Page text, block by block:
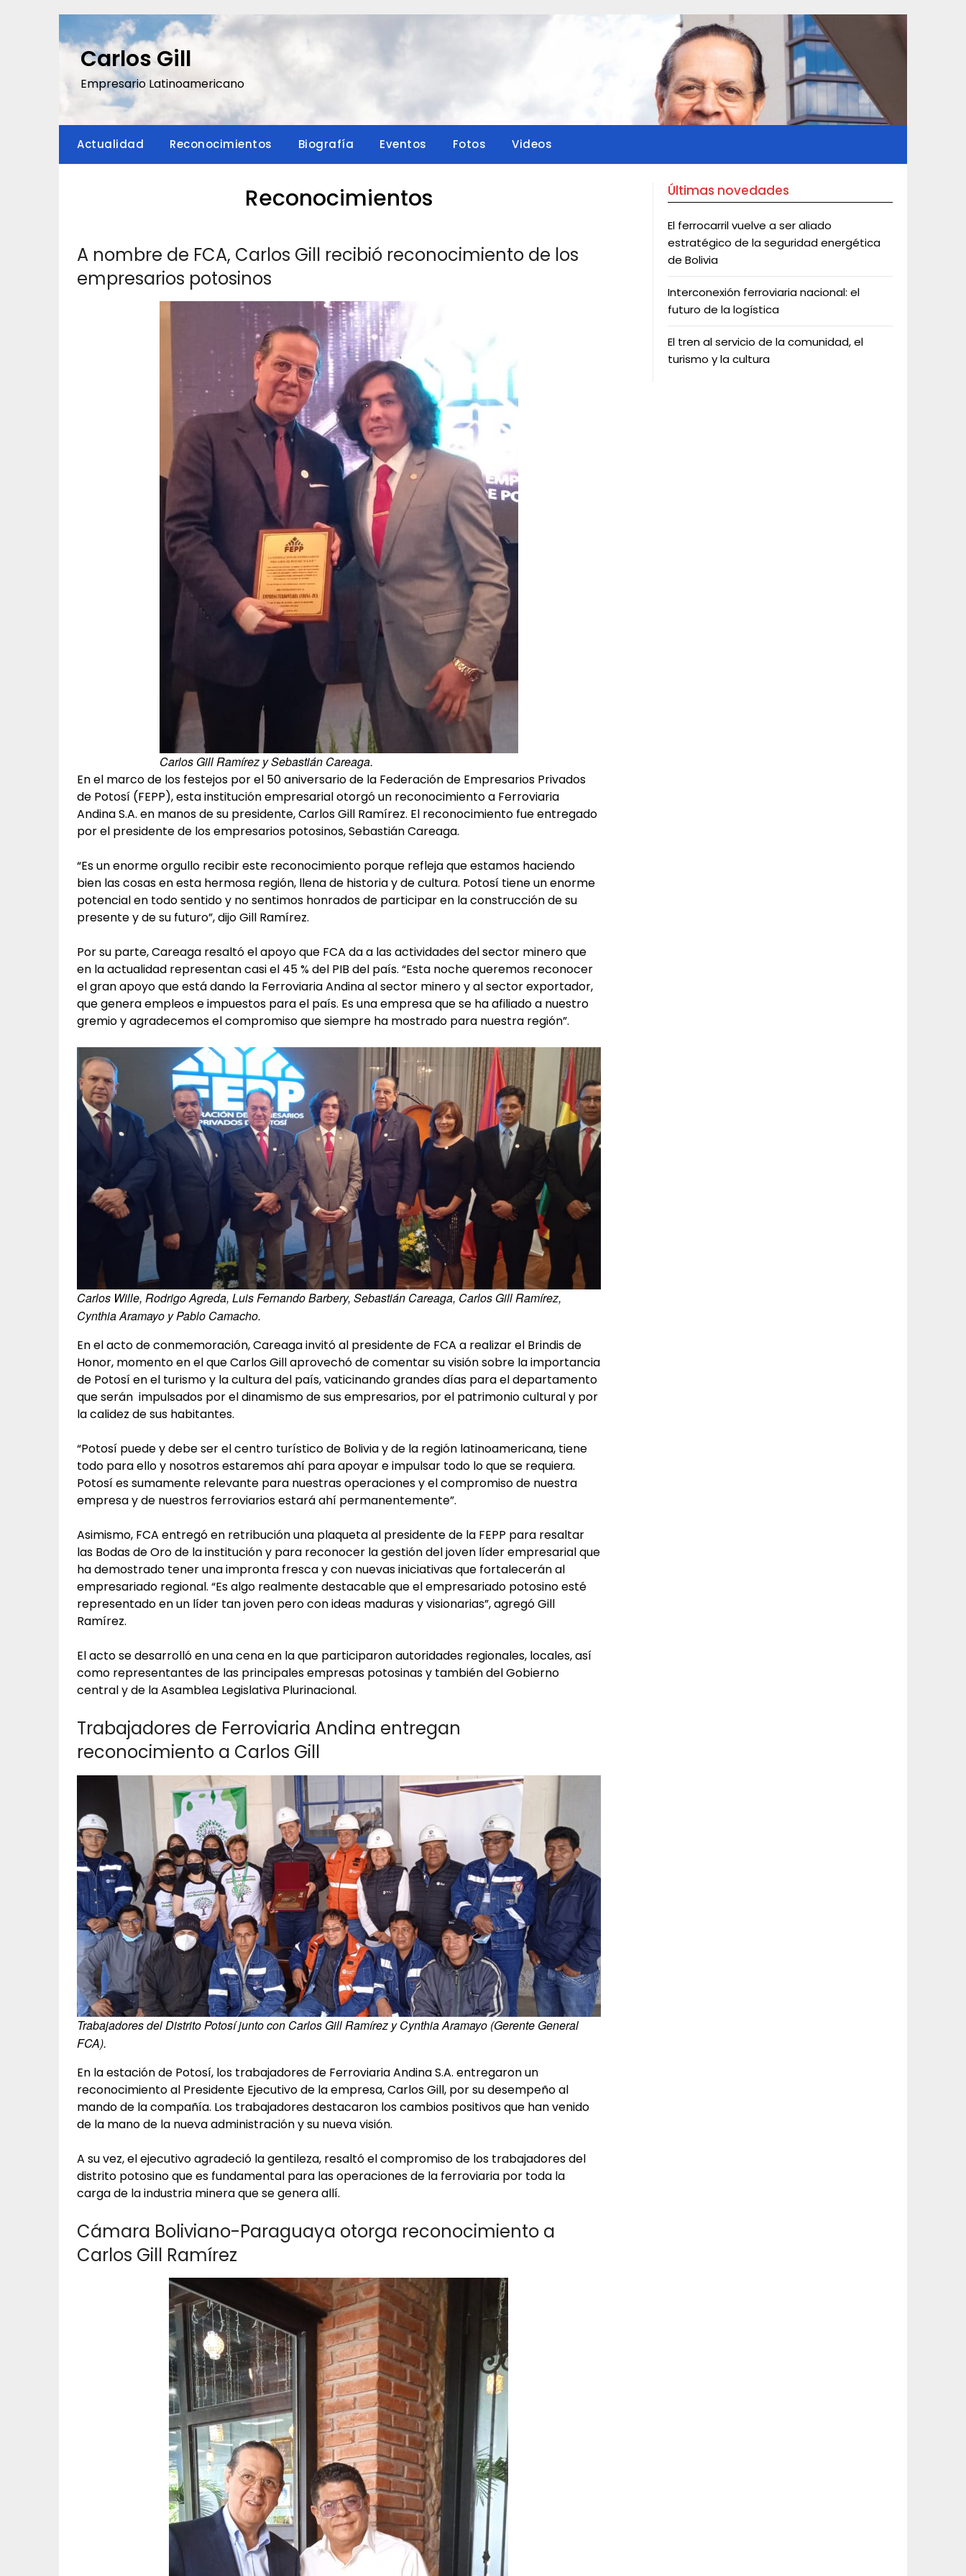
Carlos Gill
Empresario Latinoamericano
Actualidad Reconocimientos Biografía Eventos Fotos Videos
Reconocimientos
A nombre de FCA, Carlos Gill recibió reconocimiento de los
empresarios potosinos
Carlos Gill Ramírez y Sebastián Careaga.
En el marco de los festejos por el 50 aniversario de la Federación de Empresarios Privados
de Potosí (FEPP), esta institución empresarial otorgó un reconocimiento a Ferroviaria
Andina S.A. en manos de su presidente, Carlos Gill Ramírez. El reconocimiento fue entregado
por el presidente de los empresarios potosinos, Sebastián Careaga.
“Es un enorme orgullo recibir este reconocimiento porque refleja que estamos haciendo
bien las cosas en esta hermosa región, llena de historia y de cultura. Potosí tiene un enorme
potencial en todo sentido y no sentimos honrados de participar en la construcción de su
presente y de su futuro”, dijo Gill Ramírez.
Por su parte, Careaga resaltó el apoyo que FCA da a las actividades del sector minero que
en la actualidad representan casi el 45 % del PIB del país. “Esta noche queremos reconocer
el gran apoyo que está dando la Ferroviaria Andina al sector minero y al sector exportador,
que genera empleos e impuestos para el país. Es una empresa que se ha afiliado a nuestro
gremio y agradecemos el compromiso que siempre ha mostrado para nuestra región”.
Carlos Wille, Rodrigo Agreda, Luis Fernando Barbery, Sebastián Careaga, Carlos Gill Ramírez,
Cynthia Aramayo y Pablo Camacho.
En el acto de conmemoración, Careaga invitó al presidente de FCA a realizar el Brindis de
Honor, momento en el que Carlos Gill aprovechó de comentar su visión sobre la importancia
de Potosí en el turismo y la cultura del país, vaticinando grandes días para el departamento
que serán impulsados por el dinamismo de sus empresarios, por el patrimonio cultural y por
la calidez de sus habitantes.
“Potosí puede y debe ser el centro turístico de Bolivia y de la región latinoamericana, tiene
todo para ello y nosotros estaremos ahí para apoyar e impulsar todo lo que se requiera.
Potosí es sumamente relevante para nuestras operaciones y el compromiso de nuestra
empresa y de nuestros ferroviarios estará ahí permanentemente”.
Asimismo, FCA entregó en retribución una plaqueta al presidente de la FEPP para resaltar
las Bodas de Oro de la institución y para reconocer la gestión del joven líder empresarial que
ha demostrado tener una impronta fresca y con nuevas iniciativas que fortalecerán al
empresariado regional. “Es algo realmente destacable que el empresariado potosino esté
representado en un líder tan joven pero con ideas maduras y visionarias”, agregó Gill
Ramírez.
El acto se desarrolló en una cena en la que participaron autoridades regionales, locales, así
como representantes de las principales empresas potosinas y también del Gobierno
central y de la Asamblea Legislativa Plurinacional.
Trabajadores de Ferroviaria Andina entregan
reconocimiento a Carlos Gill
Trabajadores del Distrito Potosí junto con Carlos Gill Ramírez y Cynthia Aramayo (Gerente General
FCA).
En la estación de Potosí, los trabajadores de Ferroviaria Andina S.A. entregaron un
reconocimiento al Presidente Ejecutivo de la empresa, Carlos Gill, por su desempeño al
mando de la compañía. Los trabajadores destacaron los cambios positivos que han venido
de la mano de la nueva administración y su nueva visión.
A su vez, el ejecutivo agradeció la gentileza, resaltó el compromiso de los trabajadores del
distrito potosino que es fundamental para las operaciones de la ferroviaria por toda la
carga de la industria minera que se genera allí.
Cámara Boliviano-Paraguaya otorga reconocimiento a
Carlos Gill Ramírez
Últimas novedades
El ferrocarril vuelve a ser aliado
estratégico de la seguridad energética
de Bolivia
Interconexión ferroviaria nacional: el
futuro de la logística
El tren al servicio de la comunidad, el
turismo y la cultura